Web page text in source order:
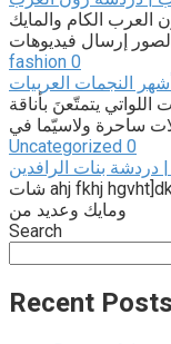
الكام والمايك
إرسال فيديوهات
fashion 0
النجمات العربيات
يتمتّعنَ بأناقة
ساحرة ولاسيّما في
Uncategorized 0
دردشة بنات الرافدين
شات ahj fkhj hgvht]dk | دردشة عربية لكل العرب | شات كام
ومايك وعديد من
Search
Recent Posts